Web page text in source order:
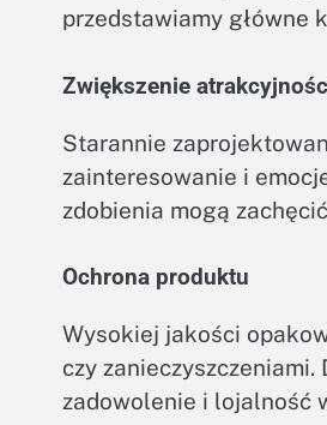
przedstawiamy główne
Zwiększenie
Starannie
zainteresowanie i
zdobienia mogą
Ochrona produktu
Wysokiej jakości
czy
zadowolenie i lojalność